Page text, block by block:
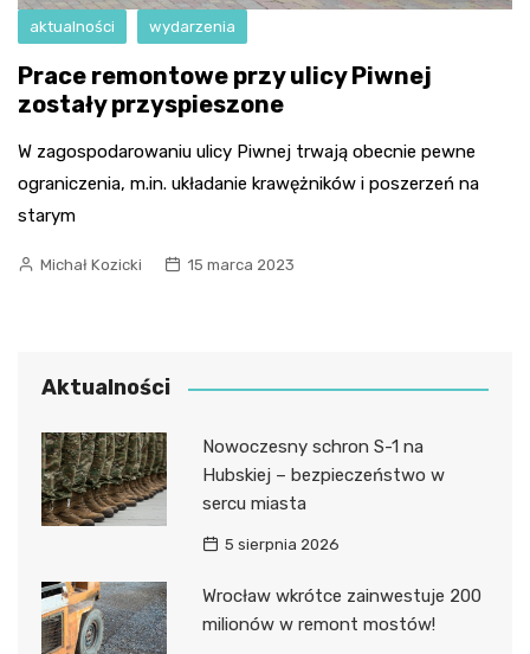
aktualności wydarzenia
Prace remontowe przy ulicy Piwnej
zostały przyspieszone
W zagospodarowaniu ulicy Piwnej trwają obecnie pewne
ograniczenia, m.in. układanie krawężników i poszerzeń na
starym
Michał Kozicki 15 marca 2023
Aktualności
Nowoczesny schron S-1 na
Hubskiej – bezpieczeństwo w
sercu miasta
5 sierpnia 2026
Wrocław wkrótce zainwestuje 200
milionów w remont mostów!